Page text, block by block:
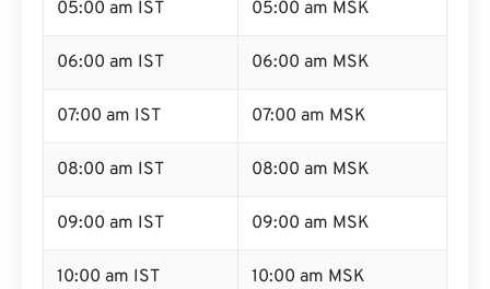
05:00 am IST 05:00 am MSK
06:00 am IST 06:00 am MSK
07:00 am IST 07:00 am MSK
08:00 am IST 08:00 am MSK
09:00 am IST 09:00 am MSK
10:00 am IST 10:00 am MSK